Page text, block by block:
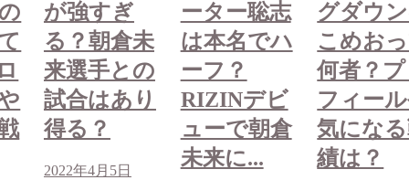
が強すぎ
る？朝倉未
来選手との
試合はあり
得る？
2022年4月5日
ーター聡志
は本名でハ
ーフ？
RIZINデビ
ューで朝倉
未来に...
グダウ
こめお
何者？
フィー
気にな
績は？